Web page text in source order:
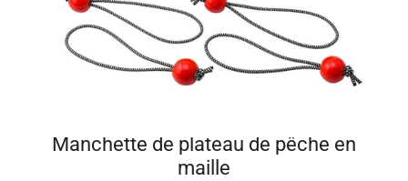
Manchette de plateau de pêche en
maille